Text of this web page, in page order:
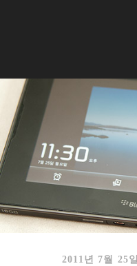
2011년 7월 25일